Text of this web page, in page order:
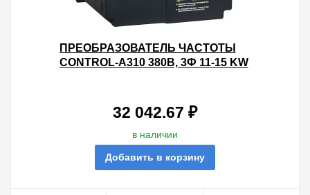
ПРЕОБРАЗОВАТЕЛЬ ЧАСТОТЫ
CONTROL-A310 380В, 3Ф 11-15 KW
32 042.67 ₽
в наличии
Добавить в корзину